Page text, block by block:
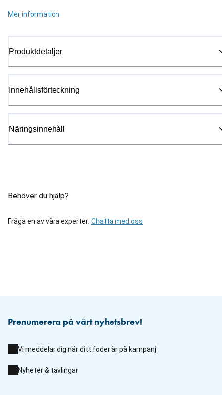
Mer information
Produktdetaljer
Innehållsförteckning
Näringsinnehåll
Behöver du hjälp?
Fråga en av våra experter. Chatta med oss
Prenumerera på vårt nyhetsbrev!
Vi meddelar dig när ditt foder är på kampanj
Nyheter & tävlingar